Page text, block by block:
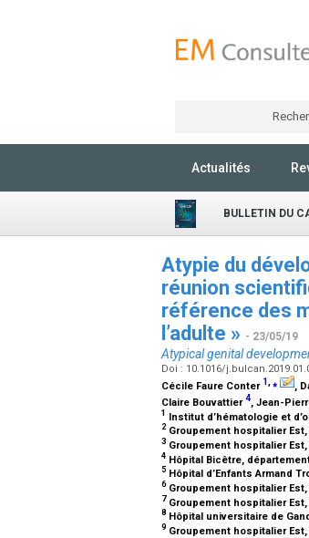
Actualités
BULLETIN DU
Atypie du
réunion
référence des
l’adulte » - 23/05/19
Atypical genital
Doi : 10.1016/
Cécile Faure Conter 1,⁎ ,
Claire Bouvattier4, Jean-
1 Institut d’hématologie et
2 Groupement hospitalier
3 Groupement hospitalier
4 Hôpital Bicêtre,
5 Hôpital d’Enfants Armand
6Groupement hospitalier Est,
7 Groupement hospitalier
8 Hôpital universitaire de
9 Groupement hospitalier